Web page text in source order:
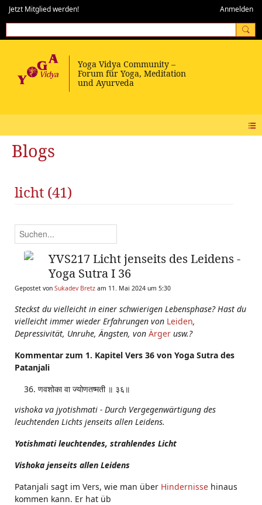
Jetzt Mitglied werden! Anmelden
Blogs
licht (41)
YVS217 Licht jenseits des Leidens -
Yoga Sutra I 36
Gepostet von Sukadev Bretz am 11. Mai 2024 um 5:30
Steckst du vielleicht in einer schwierigen Lebensphase? Hast du
vielleicht immer wieder Erfahrungen von Leiden,
Depressivität, Unruhe, Ängsten, von Ärger usw.?
Kommentar zum 1. Kapitel Vers 36 von Yoga Sutra des
Patanjali
णवशोका वा ज्योणतष्मती ॥ ३६॥
vishoka va jyotishmati - Durch Vergegenwärtigung des
leuchtenden Lichts jenseits allen Leidens.
Yotishmati leuchtendes, strahlendes Licht
Vishoka jenseits allen Leidens
Patanjali sagt im Vers, wie man über Hindernisse hinaus
kommen kann. Er hat üb